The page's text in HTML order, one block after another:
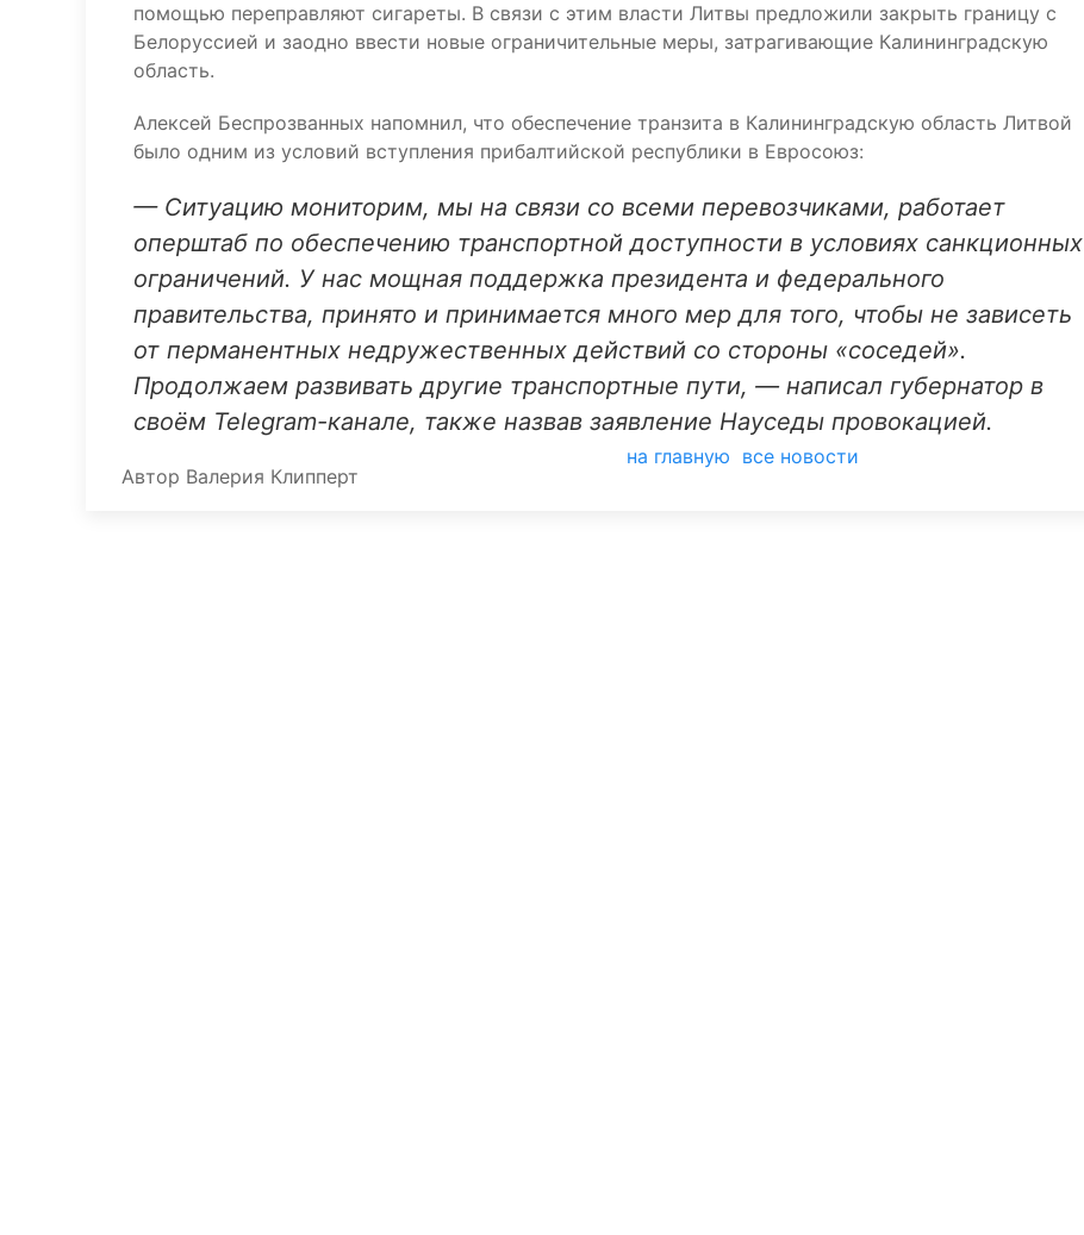
помощью переправляют сигареты. В связи с этим власти Литвы предложили закрыть границу с
Белоруссией и заодно ввести новые ограничительные меры, затрагивающие Калининградскую
область.
Алексей Беспрозванных напомнил, что обеспечение транзита в Калининградскую область Литвой
было одним из условий вступления прибалтийской республики в Евросоюз:
— Ситуацию мониторим, мы на связи со всеми перевозчиками, работает
оперштаб по обеспечению транспортной доступности в условиях санкционных
ограничений. У нас мощная поддержка президента и федерального
правительства, принято и принимается много мер для того, чтобы не зависеть
от перманентных недружественных действий со стороны «соседей».
Продолжаем развивать другие транспортные пути, — написал губернатор в
своём Telegram-канале, также назвав заявление Науседы провокацией.
Автор Валерия Клипперт
на главную все новости